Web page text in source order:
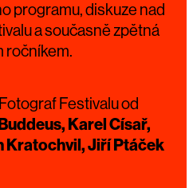
programu, diskuze nad
a současně zpětná
ročníkem.
Festivalu od
Karel Císař,
Kratochvil, Jiří Ptáček